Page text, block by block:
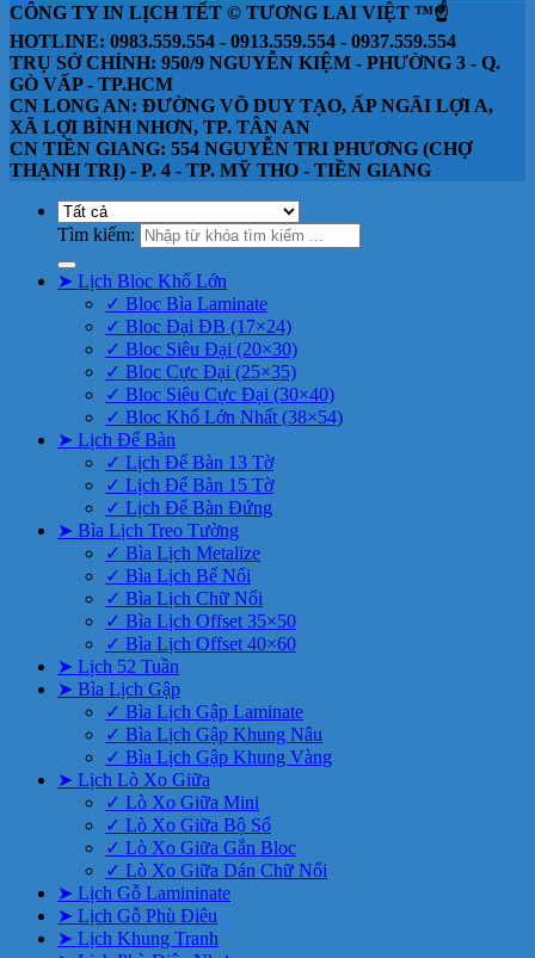
CÔNG TY IN LỊCH TẾT © TƯƠNG LAI VIỆT ™☝️
HOTLINE: 0983.559.554 - 0913.559.554 - 0937.559.554
TRỤ SỞ CHÍNH: 950/9 NGUYỄN KIỆM - PHƯỜNG 3 - Q.
GÒ VẤP - TP.HCM
CN LONG AN: ĐƯỜNG VÕ DUY TẠO, ẤP NGÃI LỢI A,
XÃ LỢI BÌNH NHƠN, TP. TÂN AN
CN TIỀN GIANG: 554 NGUYỄN TRI PHƯƠNG (CHỢ
THẠNH TRỊ) - P. 4 - TP. MỸ THO - TIỀN GIANG
Tìm kiếm:
➤ Lịch Bloc Khổ Lớn
✓ Bloc Bìa Laminate
✓ Bloc Đại ĐB (17×24)
✓ Bloc Siêu Đại (20×30)
✓ Bloc Cực Đại (25×35)
✓ Bloc Siêu Cực Đại (30×40)
✓ Bloc Khổ Lớn Nhất (38×54)
➤ Lịch Để Bàn
✓ Lịch Để Bàn 13 Tờ
✓ Lịch Để Bàn 15 Tờ
✓ Lịch Để Bàn Đứng
➤ Bìa Lịch Treo Tường
✓ Bìa Lịch Metalize
✓ Bìa Lịch Bế Nổi
✓ Bìa Lịch Chữ Nổi
✓ Bìa Lịch Offset 35×50
✓ Bìa Lịch Offset 40×60
➤ Lịch 52 Tuần
➤ Bìa Lịch Gập
✓ Bìa Lịch Gập Laminate
✓ Bìa Lịch Gập Khung Nâu
✓ Bìa Lịch Gập Khung Vàng
➤ Lịch Lò Xo Giữa
✓ Lò Xo Giữa Mini
✓ Lò Xo Giữa Bộ Số
✓ Lò Xo Giữa Gắn Bloc
✓ Lò Xo Giữa Dán Chữ Nổi
➤ Lịch Gỗ Lamininate
➤ Lịch Gỗ Phù Điêu
➤ Lịch Khung Tranh